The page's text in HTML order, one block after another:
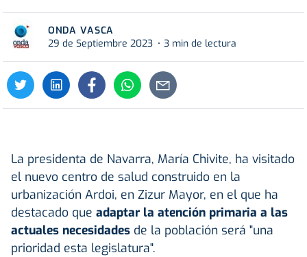
ONDA VASCA
29 de Septiembre 2023
3 min de lectura
La presidenta de Navarra, María Chivite, ha visitado
el nuevo centro de salud construido en la
urbanización Ardoi, en Zizur Mayor, en el que ha
destacado que adaptar la atención primaria a las
actuales necesidades de la población será "una
prioridad esta legislatura".